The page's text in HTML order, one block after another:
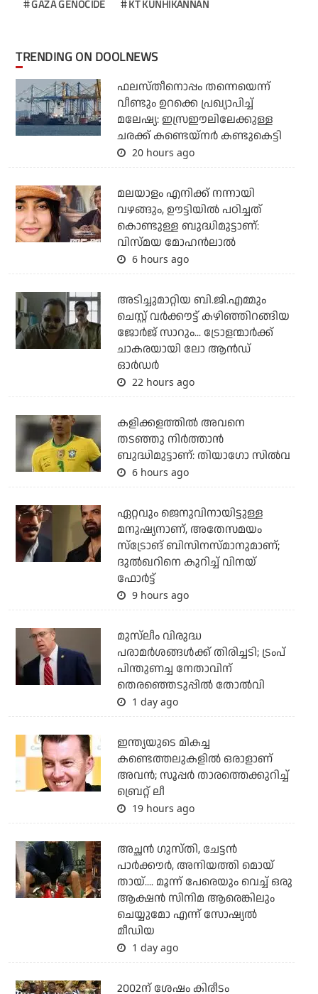
GAZA GENOCIDE KT KUNHIKANNAN
TRENDING ON DOOLNEWS
ഫലസ്തീനൊപ്പം തന്നെയെന്ന്
വീണ്ടും ഉറക്കെ പ്രഖ്യാപിച്ച്
മലേഷ്യ: ഇസ്രഈലിലേക്കുള്ള
ചരക്ക് കണ്ടെയ്‌നര്‍ കണ്ടുകെട്ടി
20 hours ago
മലയാളം എനിക്ക് നന്നായി
വഴങ്ങും, ഊട്ടിയില്‍ പഠിച്ചത്
കൊണ്ടുള്ള ബുദ്ധിമുട്ടാണ്:
വിസ്മയ മോഹന്‍ലാല്‍
6 hours ago
അടിച്ചുമാറ്റിയ ബി.ജി.എമ്മും
ചെസ്റ്റ് വര്‍ക്കൗട്ട് കഴിഞ്ഞിറങ്ങിയ
ജോര്‍ജ് സാറും... ട്രോളന്മാര്‍ക്ക്
ചാകരയായി ലോ ആന്‍ഡ്
ഓര്‍ഡര്‍
22 hours ago
കളിക്കളത്തില്‍ അവനെ
തടഞ്ഞു നിര്‍ത്താന്‍
ബുദ്ധിമുട്ടാണ്: തിയാഗോ സില്‍വ
6 hours ago
ഏറ്റവും ജെനുവിനായിട്ടുള്ള
മനുഷ്യനാണ്, അതേസമയം
സ്‌ട്രോങ് ബിസിനസ്മാനുമാണ്;
ദുല്‍ഖറിനെ കുറിച്ച് വിനയ്
ഫോര്‍ട്ട്
9 hours ago
മുസ്‌ലീം വിരുദ്ധ
പരാമര്‍ശങ്ങള്‍ക്ക് തിരിച്ചടി; ട്രംപ്
പിന്തുണച്ച നേതാവിന്
തെരഞ്ഞെടുപ്പില്‍ തോല്‍വി
1 day ago
ഇന്ത്യയുടെ മികച്ച
കണ്ടെത്തലുകളില്‍ ഒരാളാണ്
അവന്‍; സൂപ്പര്‍ താരത്തെക്കുറിച്ച്
ബ്രെറ്റ് ലീ
19 hours ago
അച്ഛന്‍ ഗുസ്തി, ചേട്ടന്‍
പാര്‍ക്കൗര്‍, അനിയത്തി മൊയ്
തായ്.... മൂന്ന് പേരെയും വെച്ച് ഒരു
ആക്ഷന്‍ സിനിമ ആരെങ്കിലും
ചെയ്യുമോ എന്ന് സോഷ്യല്‍
മീഡിയ
1 day ago
2002ന് ശേഷം കിരീടം